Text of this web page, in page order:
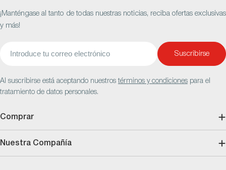
¡Manténgase al tanto de todas nuestras noticias, reciba ofertas exclusivas
y más!
Suscribirse
Al suscribirse está aceptando nuestrostérminos y condiciones para el
tratamiento de datos personales.
Comprar
Nuestra Compañía